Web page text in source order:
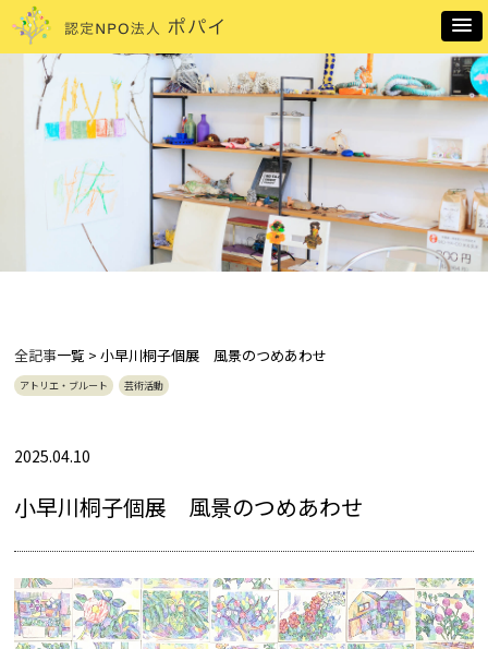
全記事一覧 > 小早川桐子個展 風景のつめあわせ
アトリエ・ブルート 芸術活動
2025.04.10
小早川桐子個展 風景のつめあわせ